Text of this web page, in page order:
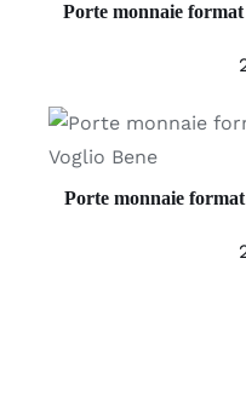
DÉTAILS
Porte monnaie format
DÉTAILS
Porte monnaie